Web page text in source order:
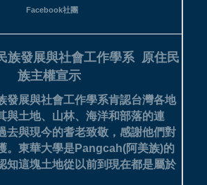
Facebook社團
族發展與社會工作學系 原住民
族主權宣示
發展與社會工作學系肯認台灣各地
與土地、山林、海洋和部落的連
去與現今的耆老致敬，感謝他們對
東華大學是Pangcah(阿美族)的
知這塊土地從以前到現在都是屬於